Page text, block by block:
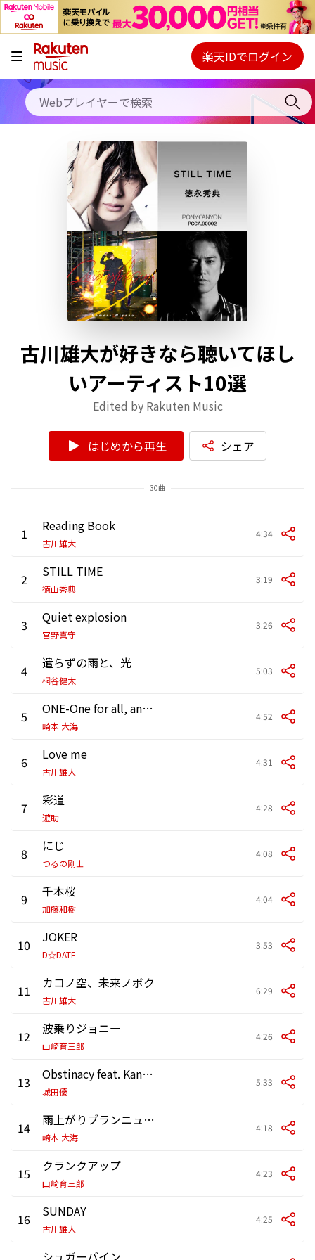
キャンペーン
料金プラン
使い方
初回30日間無料お試し
Webプレイヤー
ご契約内容の確認・変更
楽天IDでログイン
古川雄大が好きなら聴いてほし
いアーティスト10選
Edited by Rakuten Music
はじめから再生 シェア
30曲
1 Reading Book
古川雄大
4:34
2 STILL TIME
徳山秀典
3:19
3 Quiet explosion
宮野真守
3:26
4 遣らずの雨と、光
桐谷健太
5:03
5 ONE-One for all, and all for one-
崎本 大海
4:52
6 Love me
古川雄大
4:31
7 彩道
遊助
4:28
8 にじ
つるの剛士
4:08
9 千本桜
加藤和樹
4:04
10 JOKER
D☆DATE
3:53
11 カコノ空、未来ノボク
古川雄大
6:29
12 波乗りジョニー
山崎育三郎
4:26
13 Obstinacy feat. Kana Tachibana
城田優
5:33
14 雨上がりブランニューデイ
崎本 大海
4:18
15 クランクアップ
山崎育三郎
4:23
16 SUNDAY
古川雄大
4:25
シュガーバイン